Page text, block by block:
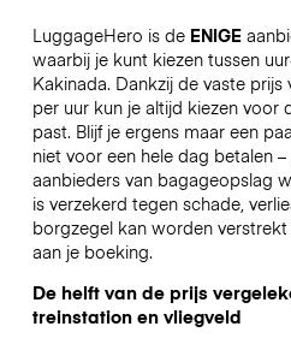
LuggageHero is de ENIGE
waarbij je kunt kiezen tussen
Kakinada. Dankzij de vaste
per uur kun je altijd kiezen voor
past. Blijf je ergens maar een
niet voor een hele dag betalen
aanbieders van bagageopslag
is verzekerd tegen schade,
borgzegel kan worden
aan je boeking.
De helft van de prijs
treinstation en vliegveld